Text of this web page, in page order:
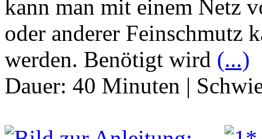
kann man mit einem Netz
oder anderer Feinschmutz
werden. Benötigt wird (...)
Dauer: 40 Minuten |